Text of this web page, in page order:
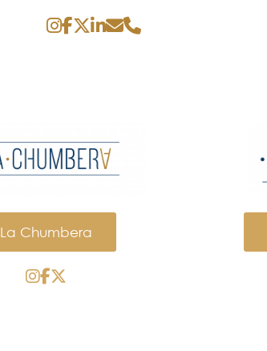
La Chumbera